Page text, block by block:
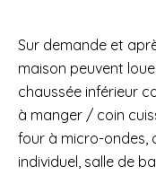
Sur demande et
maison peuvent
chaussée inférieur
à manger / coin
four à micro-ondes,
individuel, salle de